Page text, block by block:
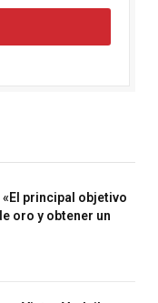
principal objetivo
oro y obtener un